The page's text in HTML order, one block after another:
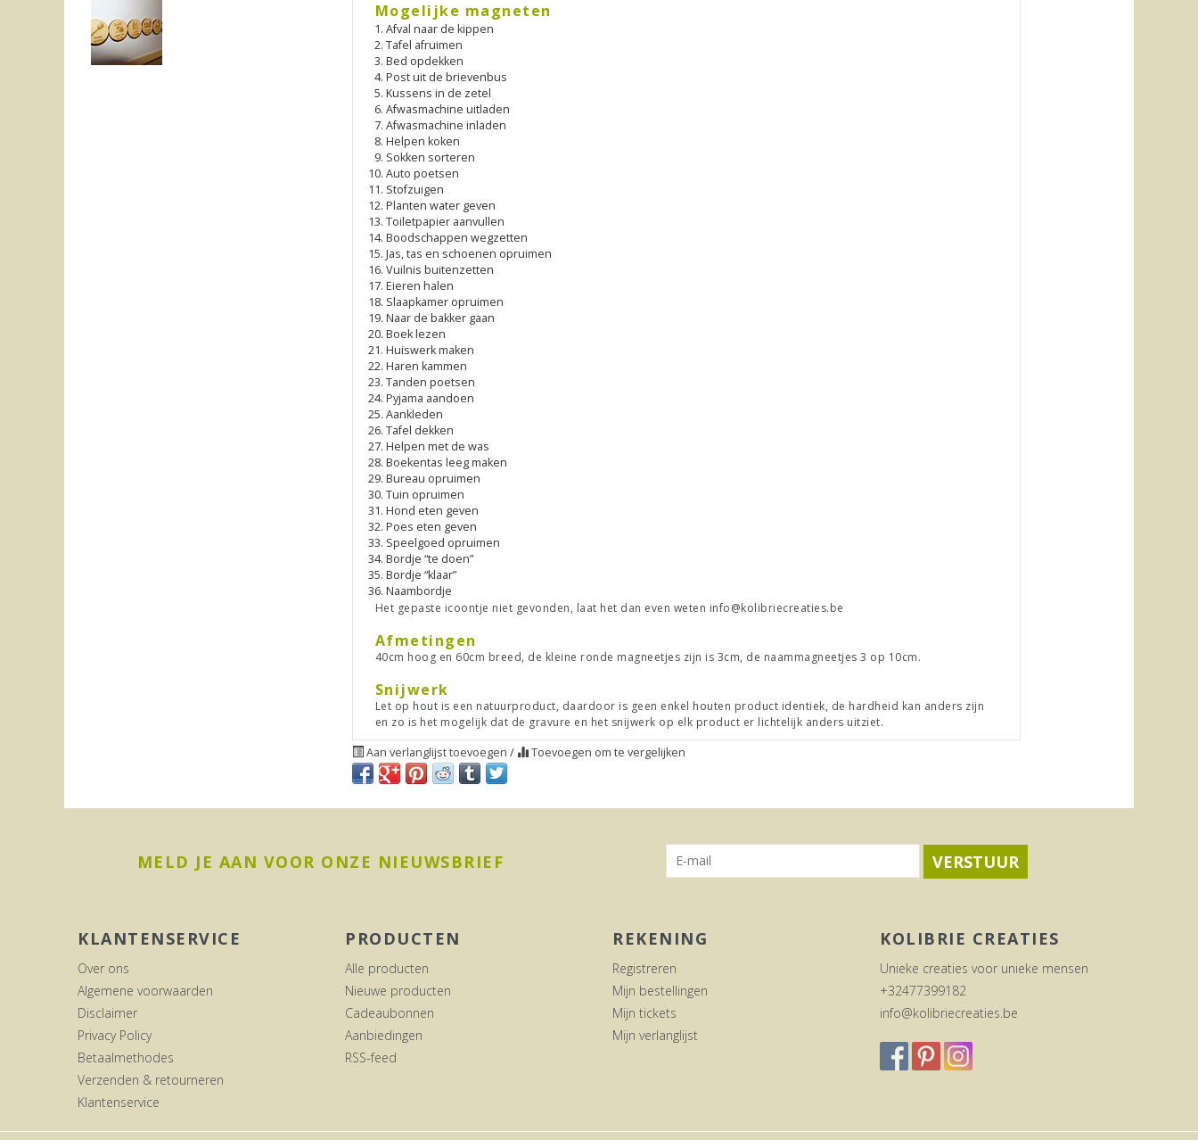
Mogelijke magneten
Afval naar de kippen
Tafel afruimen
Bed opdekken
Post uit de brievenbus
Kussens in de zetel
Afwasmachine uitladen
Afwasmachine inladen
Helpen koken
Sokken sorteren
Auto poetsen
Stofzuigen
Planten water geven
Toiletpapier aanvullen
Boodschappen wegzetten
Jas, tas en schoenen opruimen
Vuilnis buitenzetten
Eieren halen
Slaapkamer opruimen
Naar de bakker gaan
Boek lezen
Huiswerk maken
Haren kammen
Tanden poetsen
Pyjama aandoen
Aankleden
Tafel dekken
Helpen met de was
Boekentas leeg maken
Bureau opruimen
Tuin opruimen
Hond eten geven
Poes eten geven
Speelgoed opruimen
Bordje “te doen”
Bordje “klaar”
Naambordje
Het gepaste icoontje niet gevonden, laat het dan even weten info@kolibriecreaties.be
Afmetingen
40cm hoog en 60cm breed, de kleine ronde magneetjes zijn is 3cm, de naammagneetjes 3 op 10cm.
Snijwerk
Let op hout is een natuurproduct, daardoor is geen enkel houten product identiek, de hardheid kan anders zijn
en zo is het mogelijk dat de gravure en het snijwerk op elk product er lichtelijk anders uitziet.
Aan verlanglijst toevoegen / Toevoegen om te vergelijken
MELD JE AAN VOOR ONZE NIEUWSBRIEF VERSTUUR
KLANTENSERVICE
Over ons
Algemene voorwaarden
Disclaimer
Privacy Policy
Betaalmethodes
Verzenden & retourneren
Klantenservice
PRODUCTEN
Alle producten
Nieuwe producten
Cadeaubonnen
Aanbiedingen
RSS-feed
REKENING
Registreren
Mijn bestellingen
Mijn tickets
Mijn verlanglijst
KOLIBRIE CREATIES
Unieke creaties voor unieke mensen
+32477399182
info@kolibriecreaties.be